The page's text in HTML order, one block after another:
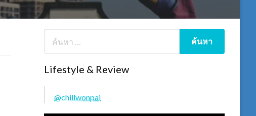
Lifestyle & Review
@chillwonpai